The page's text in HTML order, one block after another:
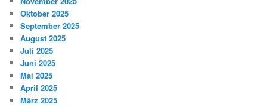
Oktober 2025
September 2025
August 2025
Juli 2025
Juni 2025
Mai 2025
April 2025
März 2025